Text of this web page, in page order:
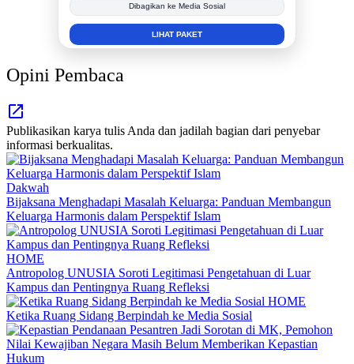
Tingkatkan Branding Anda
INFO SELENGKAPNYA
Opini Pembaca
Publikasikan karya tulis Anda dan jadilah bagian dari penyebar
informasi berkualitas.
Dakwah
Bijaksana Menghadapi Masalah Keluarga: Panduan Membangun
Keluarga Harmonis dalam Perspektif Islam
HOME
Antropolog UNUSIA Soroti Legitimasi Pengetahuan di Luar
Kampus dan Pentingnya Ruang Refleksi
HOME
Ketika Ruang Sidang Berpindah ke Media Sosial